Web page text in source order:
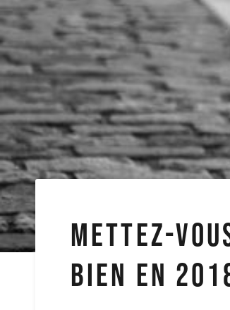
METTEZ-
BIEN EN